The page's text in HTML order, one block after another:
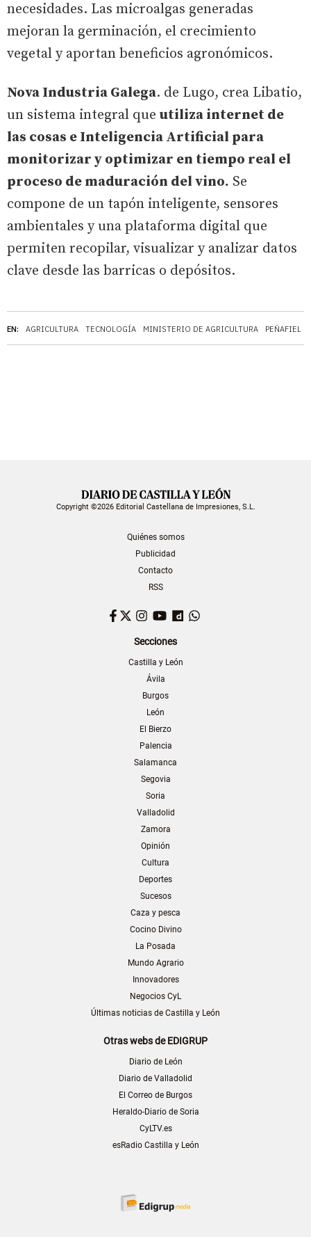
EN: AGRICULTURA TECNOLOGÍA MINISTERIO DE AGRICULTURA PEÑAFIEL
necesidades. Las microalgas generadas
mejoran la germinación, el crecimiento
vegetal y aportan beneficios agronómicos.
Nova Industria Galega. de Lugo, crea Libatio,
un sistema integral que utiliza internet de
las cosas e Inteligencia Artificial para
monitorizar y optimizar en tiempo real el
proceso de maduración del vino. Se
compone de un tapón inteligente, sensores
ambientales y una plataforma digital que
permiten recopilar, visualizar y analizar datos
clave desde las barricas o depósitos.
Copyright ©2026 Editorial Castellana de Impresiones, S.L.
Quiénes somos
Publicidad
Contacto
RSS
Facebook
TwitterInstagram
YouTubeDailymotion
Secciones
Castilla y León
Ávila
Burgos
León
El Bierzo
Palencia
Salamanca
Segovia
Soria
Valladolid
Zamora
Opinión
Cultura
Deportes
Sucesos
Caza y pesca
Cocino Divino
La Posada
Mundo Agrario
Innovadores
Negocios CyL
Últimas noticias de Castilla y León
Otras webs de EDIGRUP
Diario de León
Diario de Valladolid
El Correo de Burgos
Heraldo-Diario de Soria
CyLTV.es
esRadio Castilla y León